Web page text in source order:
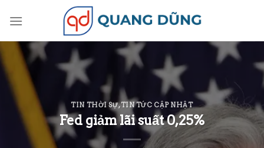
TIN THỜI SỰ,TIN TỨC CẬP NHẬT
Fed giảm lãi suất 0,25%